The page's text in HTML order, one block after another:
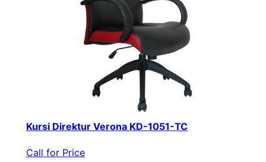
Kursi Direktur Verona KD-1051-TC
Call for Price